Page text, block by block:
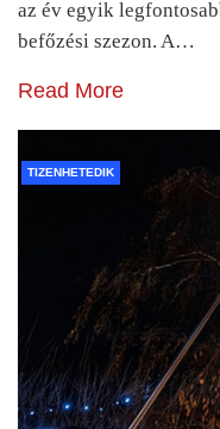
az év egyik
befőzési szezon. A…
Read More
TIZENHETEDIK